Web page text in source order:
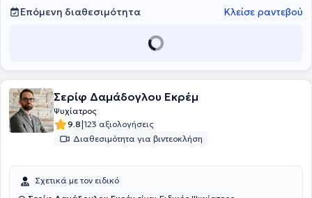
Επόμενη διαθεσιμότητα Κλείσε ραντεβού
Σερίφ Δαμάδογλου Εκρέμ
Ψυχίατρος
9.8|123 αξιολογήσεις
Διαθεσιμότητα για βιντεοκλήση
Σχετικά με τον ειδικό